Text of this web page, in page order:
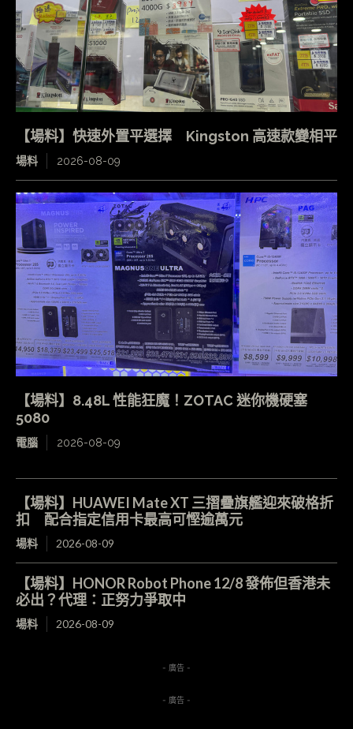
【場料】快速外置平選擇 Kingston 高速款變相平
場料 2026-08-09
【場料】8.48L 性能狂魔！ZOTAC 迷你機硬塞
5080
電腦 2026-08-09
【場料】HUAWEI Mate XT 三摺疊旗艦迎來破格折
扣 配合指定信用卡最高可慳逾萬元
場料 2026-08-09
【場料】HONOR Robot Phone 12/8 發佈但香港未
必出？代理：正努力爭取中
場料 2026-08-09
- 廣告 -
- 廣告 -